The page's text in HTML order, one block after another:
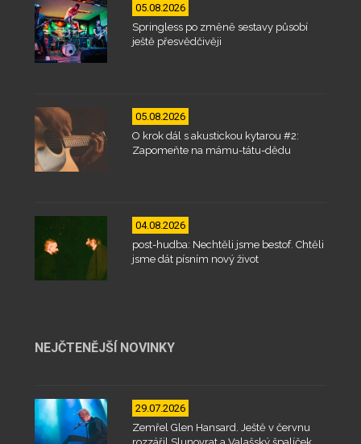
05.08.2026
Springless po změně sestavy působí
ještě přesvědčivěji
05.08.2026
O krok dál s akustickou kytarou #2:
Zapomeňte na mámu-tátu-dědu
04.08.2026
post-hudba: Nechtěli jsme bestof. Chtěli
jsme dát písním nový život
NEJČTENĚJŠÍ NOVINKY
29.07.2026
Zemřel Glen Hansard. Ještě v červnu